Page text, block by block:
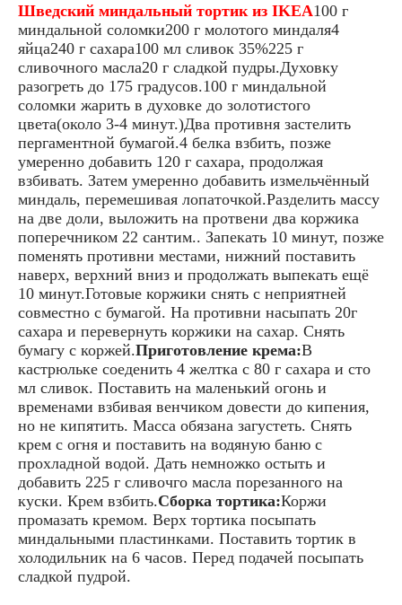
Шведский миндальный тортик из IKEA100 г
миндальной соломки200 г молотого миндаля4
яйца240 г сахара100 мл сливок 35%225 г
сливочного масла20 г сладкой пудры.Духовку
разогреть до 175 градусов.100 г миндальной
соломки жарить в духовке до золотистого
цвета(около 3-4 минут.)Два противня застелить
пергаментной бумагой.4 белка взбить, позже
умеренно добавить 120 г сахара, продолжая
взбивать. Затем умеренно добавить измельчённый
миндаль, перемешивая лопаточкой.Разделить массу
на две доли, выложить на протвени два коржика
поперечником 22 сантим.. Запекать 10 минут, позже
поменять противни местами, нижний поставить
наверх, верхний вниз и продолжать выпекать ещё
10 минут.Готовые коржики снять с неприятней
совместно с бумагой. На противни насыпать 20г
сахара и перевернуть коржики на сахар. Снять
бумагу с коржей.Приготовление крема:В
кастрюльке соеденить 4 желтка с 80 г сахара и сто
мл сливок. Поставить на маленький огонь и
временами взбивая венчиком довести до кипения,
но не кипятить. Масса обязана загустеть. Снять
крем с огня и поставить на водяную баню с
прохладной водой. Дать немножко остыть и
добавить 225 г сливочго масла порезанного на
куски. Крем взбить.Сборка тортика:Коржи
промазать кремом. Верх тортика посыпать
миндальными пластинками. Поставить тортик в
холодильник на 6 часов. Перед подачей посыпать
сладкой пудрой.